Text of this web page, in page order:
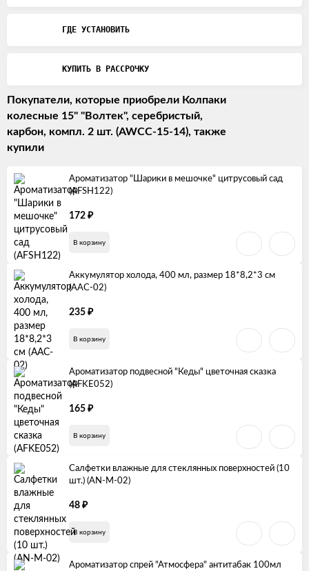
ГДЕ УСТАНОВИТЬ
КУПИТЬ В РАССРОЧКУ
Покупатели, которые приобрели Колпаки
колесные 15" "Волтек", серебристый,
карбон, компл. 2 шт. (AWCC-15-14), также
купили
Ароматизатор "Шарики в мешочке" цитрусовый сад
(AFSH122)
172 ₽
В корзину
Аккумулятор холода, 400 мл, размер 18*8,2*3 см
(AAC-02)
235 ₽
В корзину
Ароматизатор подвесной "Кеды" цветочная сказка
(AFKE052)
165 ₽
В корзину
Салфетки влажные для стеклянных поверхностей (10
шт.) (AN-M-02)
48 ₽
В корзину
Ароматизатор спрей "Атмосфера" антитабак 100мл